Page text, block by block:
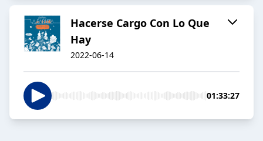
Hacerse Cargo Con Lo Que
Hay
2022-06-14
01:33:27